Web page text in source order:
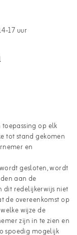
17 uur
op elk
tot stand gekomen
en
gesloten, wordt
aan de
dit redelijkerwijs niet
de overeenkomst op
wijze de
zijn in te zien en
spoedig mogelijk